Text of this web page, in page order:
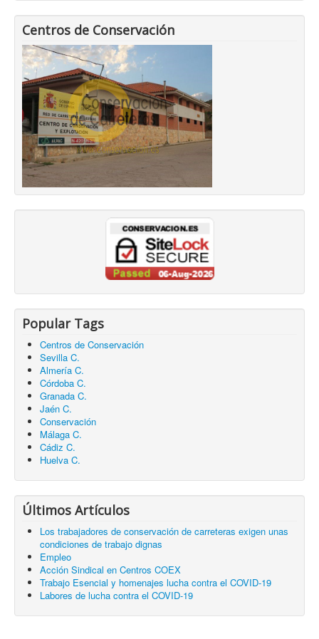
Centros de Conservación
Popular Tags
Centros de Conservación
Sevilla C.
Almería C.
Córdoba C.
Granada C.
Jaén C.
Conservación
Málaga C.
Cádiz C.
Huelva C.
Últimos Artículos
Los trabajadores de conservación de carreteras exigen unas
condiciones de trabajo dignas
Empleo
Acción Sindical en Centros COEX
Trabajo Esencial y homenajes lucha contra el COVID-19
Labores de lucha contra el COVID-19